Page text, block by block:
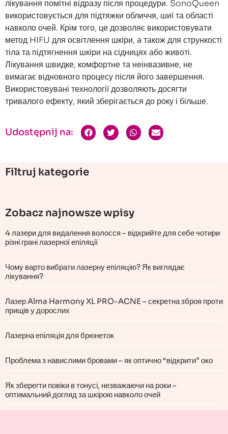
лікування помітні відразу після процедури. SonoQueen
використовується для підтяжки обличчя, шиї та області
навколо очей. Крім того, це дозволяє використовувати
метод HIFU для освітлення шкіри, а також для стрункості
тіла та підтягнення шкіри на сідницях або животі.
Лікування швидке, комфортне та неінвазивне, не
вимагає відновного процесу після його завершення.
Використовувані технології дозволяють досягти
тривалого ефекту, який зберігається до року і більше.
Udostępnij na:
Filtruj kategorie
Zobacz najnowsze wpisy
4 лазери для видалення волосся – відкрийте для себе чотири
різні грані лазерної епіляції
Чому варто вибрати лазерну епіляцію? Як виглядає
лікування?
Лазер Alma Harmony XL PRO-ACNE – секретна зброя проти
прищів у дорослих
Лазерна епіляція для брюнеток
Проблема з навислими бровами – як оптично “відкрити” око
Як зберегти повіки в тонусі, незважаючи на роки –
оптимальний догляд за шкірою навколо очей